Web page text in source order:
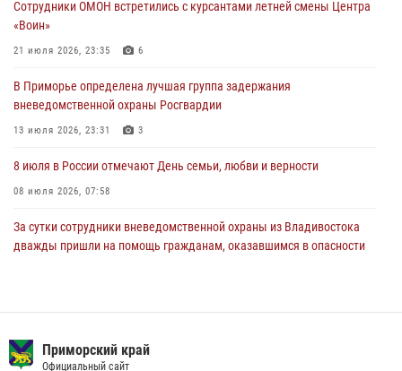
28 июля 2026, 05:39
В Международный День тигра на открытии III семейных
службе
27 июля 2026, 02:30
Сотрудники ОМОН встретились с курсантами летней смены Центра
«Воин»
21 июля 2026, 23:35 6
В Приморье определена лучшая группа задержания
вневедомственной охраны Росгвардии
13 июля 2026, 23:31 3
8 июля в России отмечают День семьи, любви и верности
08 июля 2026, 07:58
За сутки сотрудники вневедомственной охраны из Владивостока
дважды пришли на помощь гражданам, оказавшимся в опасности
09 июля 2026, 06:08 2
Приморский край
Официальный сайт